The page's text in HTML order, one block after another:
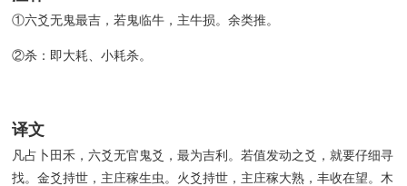
①六爻无鬼最吉，若鬼临牛，主牛损。余类推。
②杀：即大耗、小耗杀。
译文
凡占卜田禾，六爻无官鬼爻，最为吉利。若值发动之爻，就要仔细寻
找。金爻持世，主庄稼生虫。火爻持世，主庄稼大熟，丰收在望。木